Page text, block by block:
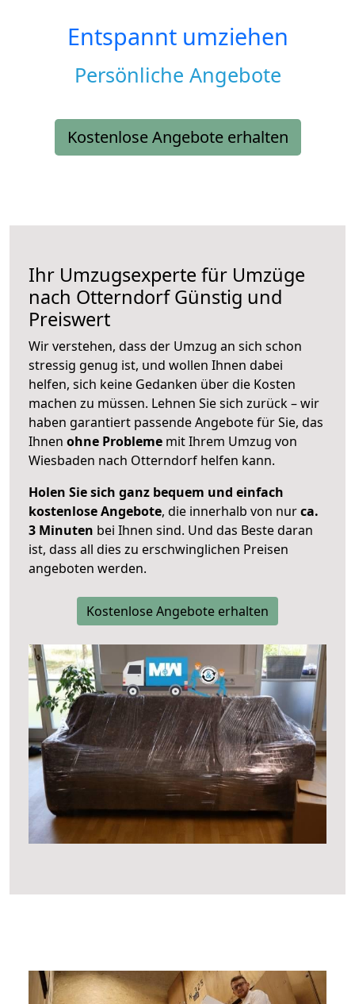
Entspannt umziehen
Persönliche Angebote
Kostenlose Angebote erhalten
Ihr Umzugsexperte für Umzüge
nach OtterndorfGünstig und
Preiswert
Wir verstehen, dass der Umzug an sich schon
stressig genug ist, und wollen Ihnen dabei
helfen, sich keine Gedanken über die Kosten
machen zu müssen. Lehnen Sie sich zurück – wir
haben garantiert passende Angebote für Sie, das
Ihnen ohne Probleme mit Ihrem Umzug von
Wiesbaden nach Otterndorf helfen kann.
Holen Sie sich ganz bequem und einfach
kostenlose Angebote, die innerhalb von nurca.
3 Minuten bei Ihnen sind. Und das Beste daran
ist, dass all dies zu erschwinglichen Preisen
angeboten werden.
Kostenlose Angebote erhalten